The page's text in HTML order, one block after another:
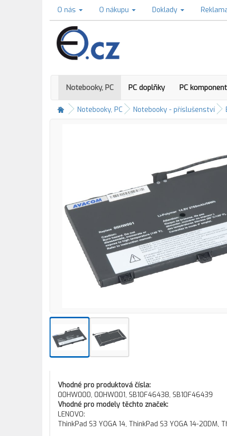
O nás O nákupu Doklady
Notebooky, PC PC doplňky PC
Notebooky, PC Notebooky - příslušenství
Vhodné pro produktová čísla:
00HW000, 00HW001, SB10F46438, SB10F46439
Vhodné pro modely těchto značek:
LENOVO:
ThinkPad S3 YOGA 14, ThinkPad S3 YOGA 14-20DM,